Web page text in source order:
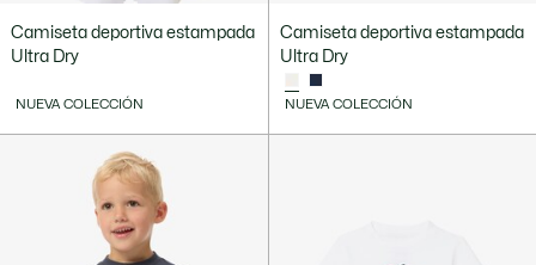
Camiseta deportiva estampada
Ultra Dry
NUEVA COLECCIÓN
Camiseta deportiva estampada
Ultra Dry
NUEVA COLECCIÓN